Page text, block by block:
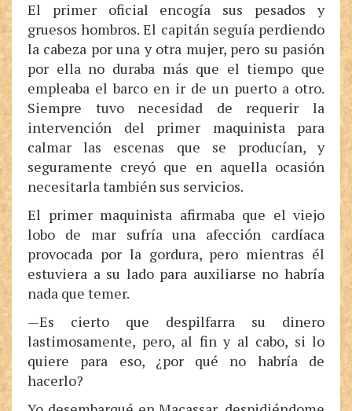
El primer oficial encogía sus pesados y
gruesos hombros. El capitán seguía perdiendo
la cabeza por una y otra mujer, pero su pasión
por ella no duraba más que el tiempo que
empleaba el barco en ir de un puerto a otro.
Siempre tuvo necesidad de requerir la
intervención del primer maquinista para
calmar las escenas que se producían, y
seguramente creyó que en aquella ocasión
necesitarla también sus servicios.
El primer maquinista afirmaba que el viejo
lobo de mar sufría una afección cardíaca
provocada por la gordura, pero mientras él
estuviera a su lado para auxiliarse no habría
nada que temer.
—Es cierto que despilfarra su dinero
lastimosamente, pero, al fin y al cabo, si lo
quiere para eso, ¿por qué no habría de
hacerlo?